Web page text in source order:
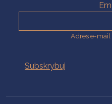
Adres e-mail